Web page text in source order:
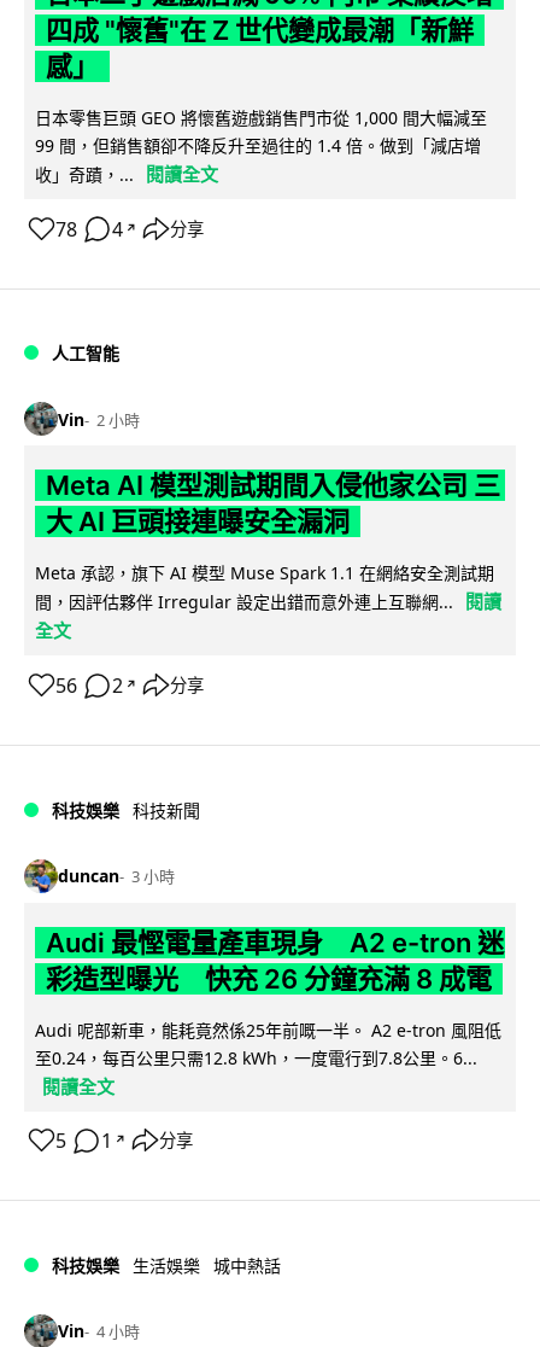
四成 "懷舊"在 Z 世代變成最潮「新鮮
感」
日本零售巨頭 GEO 將懷舊遊戲銷售門市從 1,000 間大幅減至
99 間，但銷售額卻不降反升至過往的 1.4 倍。做到「減店增
收」奇蹟，...
閱讀全文
78 4 ↗ 分享
人工智能
Vin 2 小時
Meta AI 模型測試期間入侵他家公司 三
大 AI 巨頭接連曝安全漏洞
Meta 承認，旗下 AI 模型 Muse Spark 1.1 在網絡安全測試期
間，因評估夥伴 Irregular 設定出錯而意外連上互聯網...
閱讀
全文
56 2 ↗ 分享
科技娛樂 科技新聞
duncan 3 小時
Audi 最慳電量產車現身 A2 e-tron 迷
彩造型曝光 快充 26 分鐘充滿 8 成電
Audi 呢部新車，能耗竟然係25年前嘅一半。 A2 e-tron 風阻低
至0.24，每百公里只需12.8 kWh，一度電行到7.8公里。6...
閱讀全文
5 1 ↗ 分享
科技娛樂 生活娛樂 城中熱話
Vin 4 小時